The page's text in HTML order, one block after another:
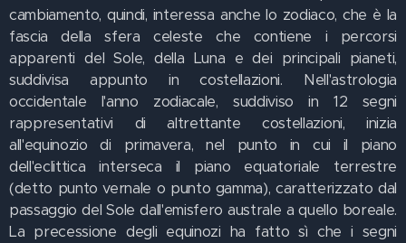
cambiamento, quindi, interessa anche lo zodiaco, che è la
fascia della sfera celeste che contiene i percorsi
apparenti del Sole, della Luna e dei principali pianeti,
suddivisa appunto in costellazioni. Nell'astrologia
occidentale l'anno zodiacale, suddiviso in 12 segni
rappresentativi di altrettante costellazioni, inizia
all'equinozio di primavera, nel punto in cui il piano
dell'eclittica interseca il piano equatoriale terrestre
(detto punto vernale o punto gamma), caratterizzato dal
passaggio del Sole dall'emisfero australe a quello boreale.
La precessione degli equinozi ha fatto sì che i segni